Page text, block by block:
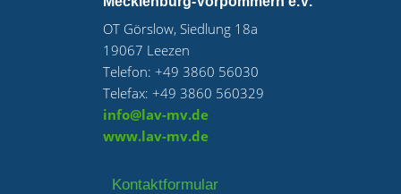
OT Görslow, Siedlung 18a
19067 Leezen
Telefon: +49 3860 56030
Telefax: +49 3860 560329
info@lav-mv.de
www.lav-mv.de
Kontaktformular